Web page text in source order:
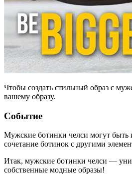
Чтобы создать стильный образ с
вашему образу.
Событие
Мужские ботинки челси могут быть
сочетание ботинок с другими
Итак, мужские ботинки челси —
собственные модные образы!